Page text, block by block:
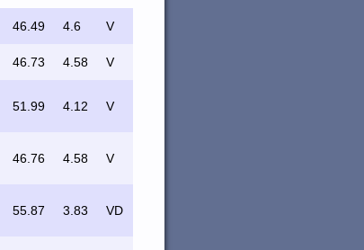
46.49 4.6 V
46.73 4.58 V
51.99 4.12 V
46.76 4.58 V
55.87 3.83 VD